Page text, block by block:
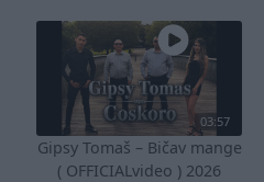
03:57
Gipsy Tomaš – Bičav mange
( OFFICIALvideo ) 2026